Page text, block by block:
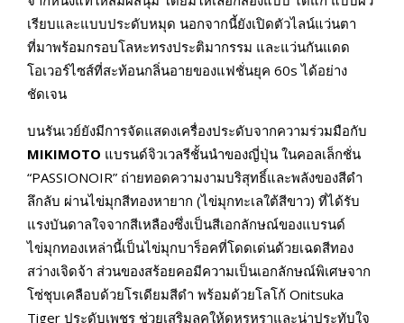
เรียบและแบบประดับหมุด นอกจากนี้ยังเปิดตัวไลน์แว่นตา
ที่มาพร้อมกรอบโลหะทรงประติมากรรม และแว่นกันแดด
โอเวอร์ไซส์ที่สะท้อนกลิ่นอายของแฟชั่นยุค 60s ได้อย่าง
ชัดเจน
บนรันเวย์ยังมีการจัดแสดงเครื่องประดับจากความร่วมมือกับ
MIKIMOTO แบรนด์จิวเวลรีชั้นนำของญี่ปุ่น ในคอลเล็กชั่น
“PASSIONOIR” ถ่ายทอดความงามบริสุทธิ์และพลังของสีดำ
ลึกลับ ผ่านไข่มุกสีทองหายาก (ไข่มุกทะเลใต้สีขาว) ที่ได้รับ
แรงบันดาลใจจากสีเหลืองซึ่งเป็นสีเอกลักษณ์ของแบรนด์
ไข่มุกทองเหล่านี้เป็นไข่มุกบาร็อคที่โดดเด่นด้วยเฉดสีทอง
สว่างเจิดจ้า ส่วนของสร้อยคอมีความเป็นเอกลักษณ์พิเศษจาก
โซ่ชุบเคลือบด้วยโรเดียมสีดำ พร้อมด้วยโลโก้ Onitsuka
Tiger ประดับเพชร ช่วยเสริมลุคให้ดูหรูหราและน่าประทับใจ